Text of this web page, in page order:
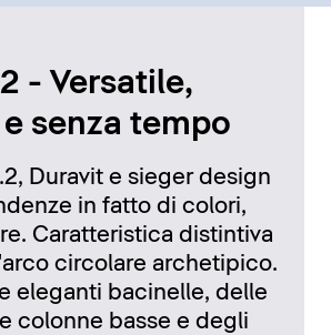
- Versatile,
senza tempo
Duravit e sieger design
in fatto di colori,
Caratteristica distintiva
circolare archetipico.
eleganti bacinelle, delle
colonne basse e degli